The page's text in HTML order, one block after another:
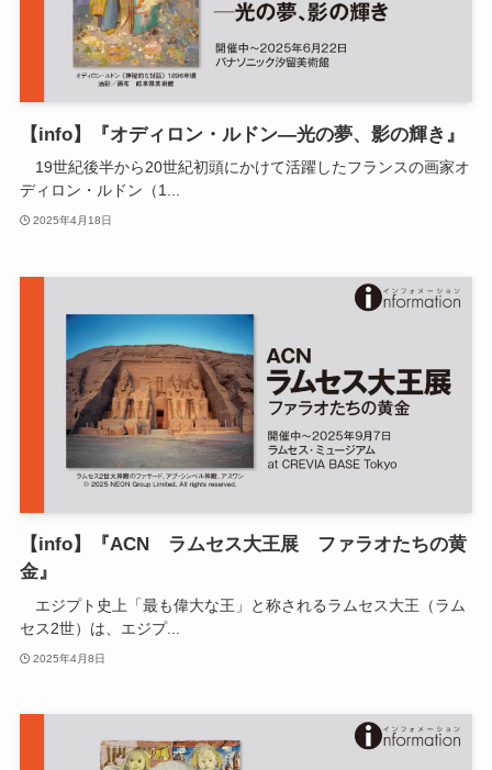
【info】『オディロン・ルドン―光の夢、影の輝き』
19世紀後半から20世紀初頭にかけて活躍したフランスの画家オ
ディロン・ルドン（1...
2025年4月18日
【info】『ACN ラムセス大王展 ファラオたちの黄
金』
エジプト史上「最も偉大な王」と称されるラムセス大王（ラム
セス2世）は、エジプ...
2025年4月8日